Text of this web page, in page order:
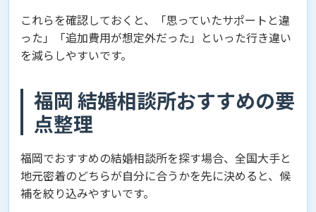
これらを確認しておくと、「思っていたサポートと違
った」「追加費用が想定外だった」といった行き違い
を減らしやすいです。
福岡 結婚相談所おすすめの要
点整理
福岡でおすすめの結婚相談所を探す場合、全国大手と
地元密着のどちらが自分に合うかを先に決めると、候
補を絞り込みやすいです。